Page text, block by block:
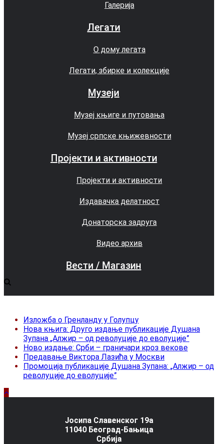
Галерија
Легати
О дому легата
Легати, збирке и колекције
Музеји
Музеј књиге и путовања
Музеј српске књижевности
Пројекти и активности
Пројекти и активности
Издавачка делатност
Донаторска задруга
Видео архив
Вести / Магазин
Изложба о Гренланду у Голупцу
Нова књига: Друго издање публикације Душана
Зупана „Алжир – од револуције до еволуције”
Ново издање: Срби – граничари кроз векове
Предавање Виктора Лазића у Москви
Промоција публикације Душана Зупана: „Алжир – од
револуције до еволуције”
Јосипа Славенског 19а
11040 Београд-Бањица
Србија